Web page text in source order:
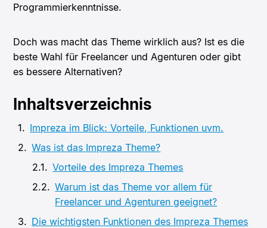
Programmierkenntnisse.
Doch was macht das Theme wirklich aus? Ist es die
beste Wahl für Freelancer und Agenturen oder gibt
es bessere Alternativen?
Inhaltsverzeichnis
Impreza im Blick: Vorteile, Funktionen uvm.
Was ist das Impreza Theme?
Vorteile des Impreza Themes
Warum ist das Theme vor allem für
Freelancer und Agenturen geeignet?
Die wichtigsten Funktionen des Impreza Themes